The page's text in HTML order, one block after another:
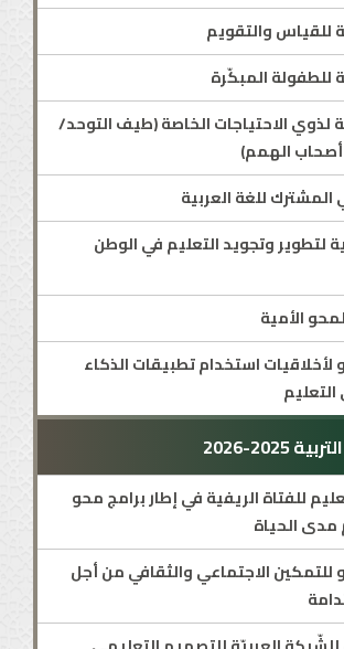
للقياس والتقويم
للطفولة المبكّرة
الاحتياجات الخاصة (طيف التوحد/
الهمم)
المشترك للغة العربية
لتطوير وتجويد التعليم في الوطن
الأمية
لأخلاقيات استخدام تطبيقات الذكاء
2026
للفتاة الريفية في إطار برامج محو
مدى الحياة
للتمكين الاجتماعي والثقافي من أجل